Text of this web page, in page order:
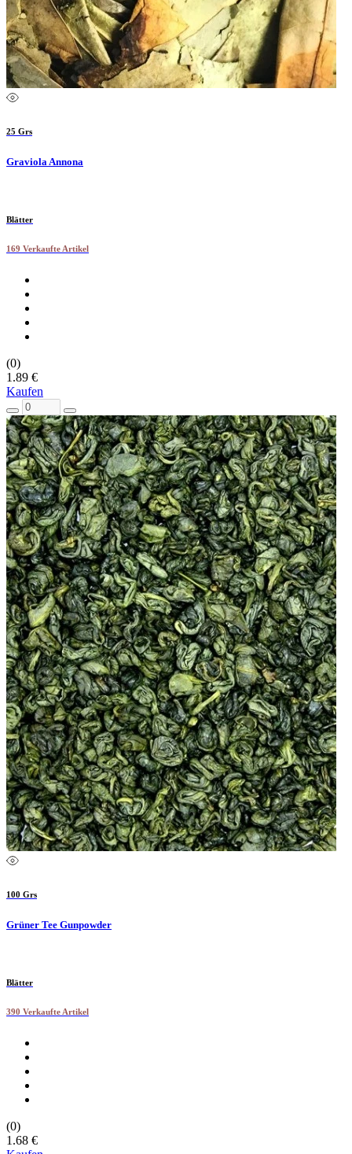
25 Grs
Graviola Annona
Blätter
169 Verkaufte Artikel
(0)
1.89 €
Kaufen
100 Grs
Grüner Tee Gunpowder
Blätter
390 Verkaufte Artikel
(0)
1.68 €